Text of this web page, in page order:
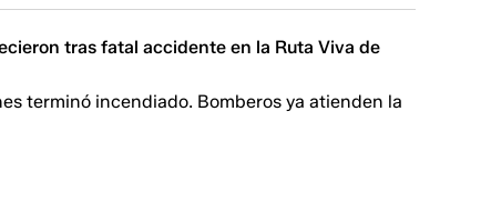
tras fatal accidente en la Ruta Viva de
terminó incendiado. Bomberos ya atienden la